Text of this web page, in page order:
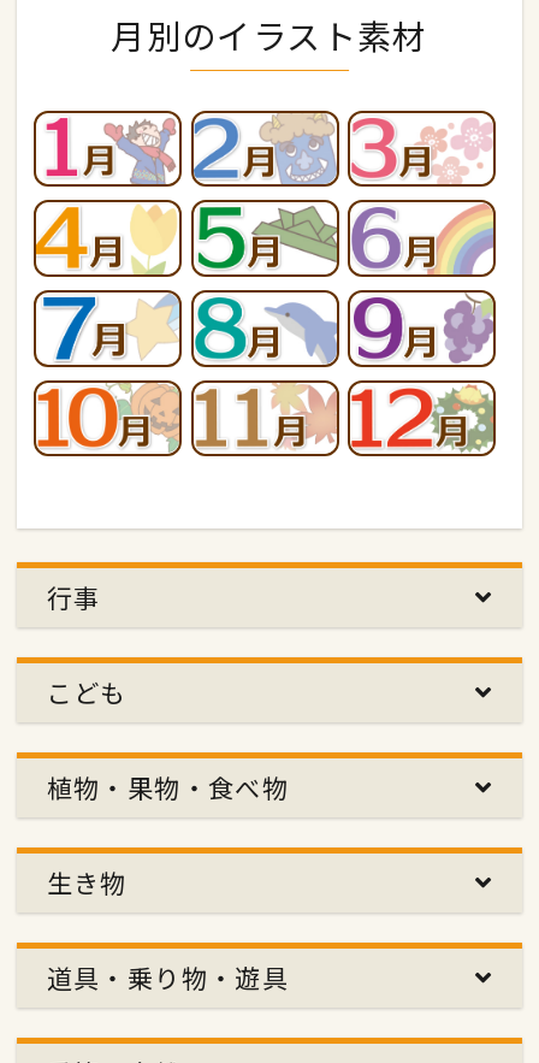
月別のイラスト素材
行事
こども
植物・果物・食べ物
生き物
道具・乗り物・遊具